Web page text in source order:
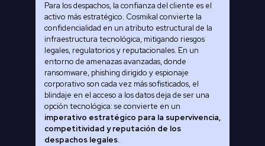
Para los despachos, la confianza del cliente es el
activo más estratégico. Cosmikal convierte la
confidencialidad en un atributo estructural de la
infraestructura tecnológica, mitigando riesgos
legales, regulatorios y reputacionales. En un
entorno de amenazas avanzadas, donde
ransomware, phishing dirigido y espionaje
corporativo son cada vez más sofisticados, el
blindaje en el acceso a los datos deja de ser una
opción tecnológica: se convierte en un
imperativo estratégico para la supervivencia,
competitividad y reputación de los
despachos legales.